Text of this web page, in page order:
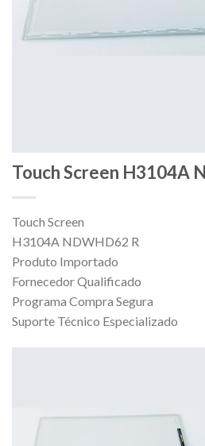
Touch Screen H3104A
Touch Screen
H3104A NDWHD62 R
Produto Importado
Fornecedor Qualificado
Programa Compra Segura
Suporte Técnico Especializado